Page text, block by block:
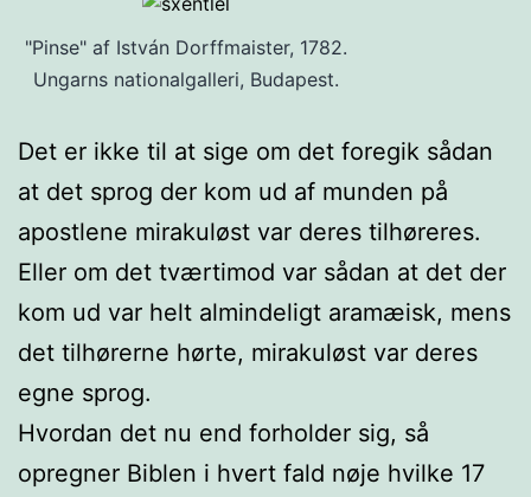
"Pinse" af István Dorffmaister, 1782.
Ungarns nationalgalleri, Budapest.
Det er ikke til at sige om det foregik sådan
at det sprog der kom ud af munden på
apostlene mirakuløst var deres tilhøreres.
Eller om det tværtimod var sådan at det der
kom ud var helt almindeligt aramæisk, mens
det tilhørerne hørte, mirakuløst var deres
egne sprog.
Hvordan det nu end forholder sig, så
opregner Biblen i hvert fald nøje hvilke 17